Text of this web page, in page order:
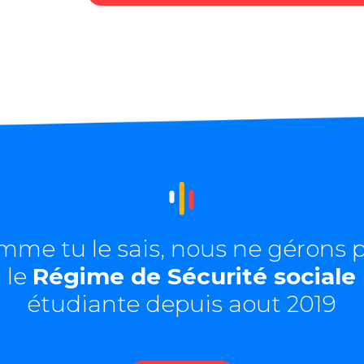
tu le sais, nous ne gérons
le Régime de Sécurité sociale
étudiante depuis aout 2019